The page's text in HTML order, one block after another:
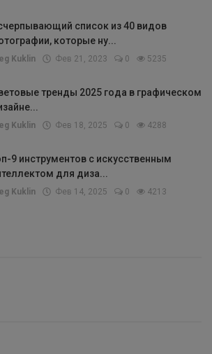
список из 40 видов
которые ну...
Kuklin Фев 21, 2023 0 5235
тренды 2025 года в графическом
Kuklin Фев 18, 2025 0 4288
9 инструментов с искусственным
для диза...
Kuklin Фев 14, 2025 0 4213